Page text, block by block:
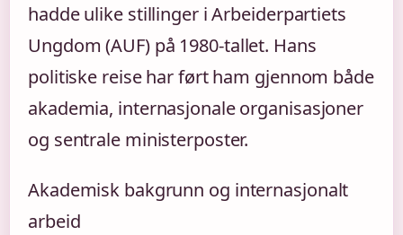
hadde ulike stillinger i Arbeiderpartiets
Ungdom (AUF) på 1980-tallet. Hans
politiske reise har ført ham gjennom både
akademia, internasjonale organisasjoner
og sentrale ministerposter.
Akademisk bakgrunn og internasjonalt
arbeid